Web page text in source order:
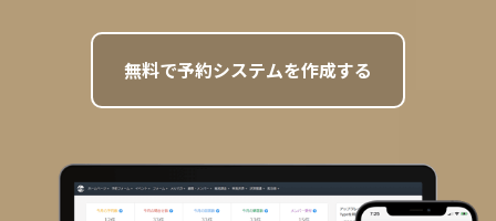
無料で予約システムを作成する